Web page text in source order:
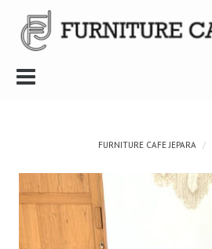
Toggle Navbar
FURNITURE CAFE JEPARA